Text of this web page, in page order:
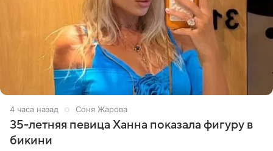
4 часа назад Соня Жарова
35-летняя певица Ханна показала фигуру в
бикини